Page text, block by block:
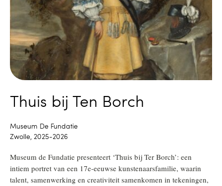
Thuis bij Ten Borch
Museum De Fundatie
Zwolle, 2025-2026
Museum de Fundatie presenteert ‘Thuis bij Ter Borch’: een
intiem portret van een 17e-eeuwse kunstenaarsfamilie, waarin
talent, samenwerking en creativiteit samenkomen in tekeningen,